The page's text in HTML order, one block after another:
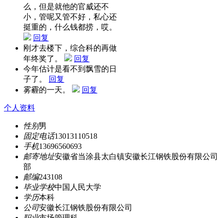
么，但是就他的官威还不
小，管呢又管不好，私心还
挺重的，什么钱都捞，哎。
回复
刚才去楼下，综合科的再做
年终奖了。
回复
今年估计是看不到飘雪的日
子了。
回复
雾霾的一天。
回复
个人资料
性别男
固定电话13013110518
手机13696560693
邮寄地址安徽省当涂县太白镇安徽长江钢铁股份有限公
部
邮编243108
毕业学校中国人民大学
学历本科
公司安徽长江钢铁股份有限公司